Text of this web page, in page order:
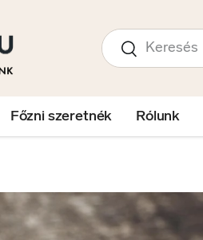
Keresés
Keresés
Főzni szeretnék Rólunk